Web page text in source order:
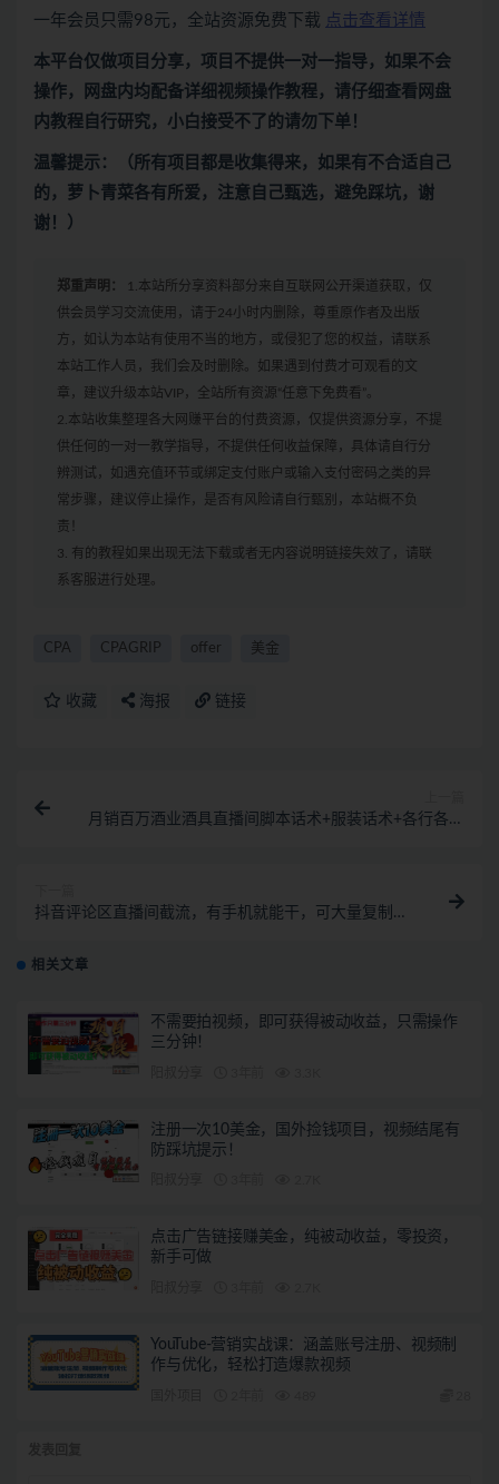
一年会员只需98元，全站资源免费下载 点击查看详情
本平台仅做项目分享，项目不提供一对一指导，如果不会
操作，网盘内均配备详细视频操作教程，请仔细查看网盘
内教程自行研究，小白接受不了的请勿下单！
温馨提示：（所有项目都是收集得来，如果有不合适自己
的，萝卜青菜各有所爱，注意自己甄选，避免踩坑，谢
谢！）
郑重声明：
1.本站所分享资料部分来自互联网公开渠道获取，仅
供会员学习交流使用，请于24小时内删除，尊重原作者及出版
方，如认为本站有使用不当的地方，或侵犯了您的权益，请联系
本站工作人员，我们会及时删除。如果遇到付费才可观看的文
章，建议升级本站VIP，全站所有资源“任意下免费看”。
2.本站收集整理各大网赚平台的付费资源，仅提供资源分享，不提
供任何的一对一教学指导，不提供任何收益保障，具体请自行分
辨测试，如遇充值环节或绑定支付账户或输入支付密码之类的异
常步骤，建议停止操作，是否有风险请自行甄别，本站概不负
责！
3. 有的教程如果出现无法下载或者无内容说明链接失效了，请联
系客服进行处理。
CPA CPAGRIP offer 美金
收藏 海报 链接
月销百万酒业酒具直播间脚本话术+服装话术+各行各业
抖音评论区直播间截流，有手机就能干，可大量复制引
相关文章
不需要拍视频，即可获得被动收益，只需操作
三分钟！
注册一次10美金，国外捡钱项目，视频结尾有
防踩坑提示！
点击广告链接赚美金，纯被动收益，零投资，
新手可做
YouTube-营销实战课：涵盖账号注册、视频制
作与优化，轻松打造爆款视频